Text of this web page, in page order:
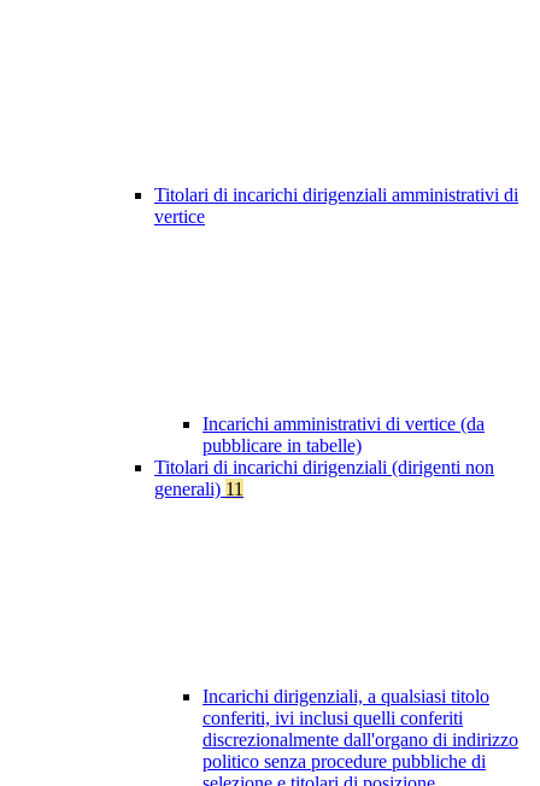
Titolari di incarichi dirigenziali amministrativi di
vertice
Incarichi amministrativi di vertice (da
pubblicare in tabelle)
Titolari di incarichi dirigenziali (dirigenti non
generali) 11
Incarichi dirigenziali, a qualsiasi titolo
conferiti, ivi inclusi quelli conferiti
discrezionalmente dall'organo di indirizzo
politico senza procedure pubbliche di